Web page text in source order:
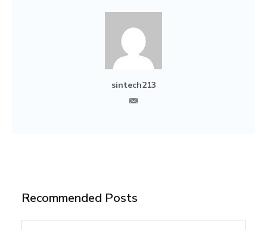
sintech213
Recommended Posts